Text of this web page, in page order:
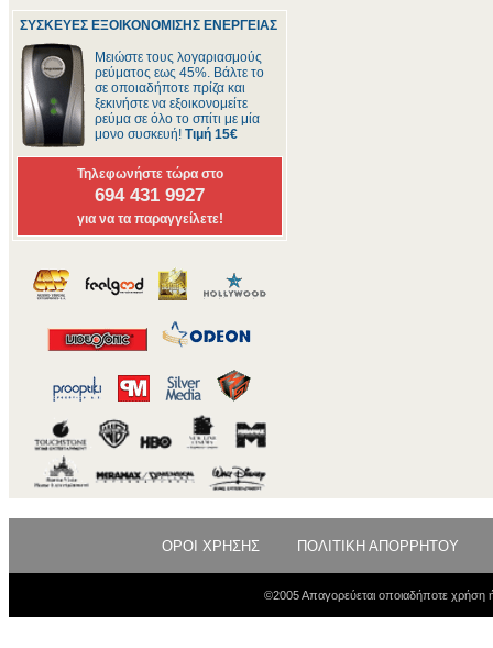
ΣΥΣΚΕΥΕΣ ΕΞΟΙΚΟΝΟΜΙΣΗΣ ΕΝΕΡΓΕΙΑΣ
Μειώστε τους λογαριασμούς
ρεύματος εως 45%. Βάλτε το
σε οποιαδήποτε πρίζα και
ξεκινήστε να εξοικονομείτε
ρεύμα σε όλο το σπίτι με μία
μονο συσκευή! Τιμή 15€
Τηλεφωνήστε τώρα στο
694 431 9927
για να τα παραγγείλετε!
ΟΡΟΙ ΧΡΗΣΗΣ ΠΟΛΙΤΙΚΗ ΑΠΟΡΡΗΤΟΥ
©2005 Απαγορεύεται οποιαδήποτε χρήση